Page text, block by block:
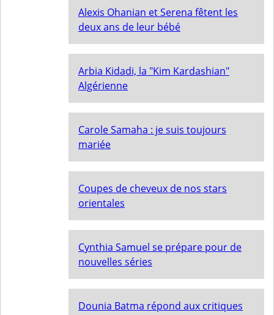
Alexis Ohanian et Serena fêtent les
deux ans de leur bébé
Arbia Kidadi, la "Kim Kardashian"
Algérienne
Carole Samaha : je suis toujours
mariée
Coupes de cheveux de nos stars
orientales
Cynthia Samuel se prépare pour de
nouvelles séries
Dounia Batma répond aux critiques